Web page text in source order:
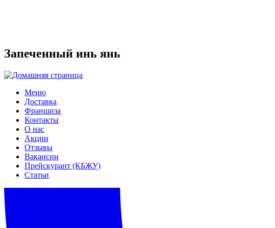
Запеченный инь янь
Меню
Доставка
Франшиза
Контакты
О нас
Акции
Отзывы
Вакансии
Прейскурант (КБЖУ)
Статьи